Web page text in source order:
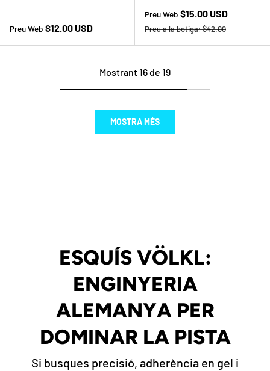
Preu a la botiga
Preu Web $12.00 USD
Preu web
Preu Web $15.00 USD
Preu a la botiga
Preu a la botiga:$42.00
Mostrant 16 de 19
MOSTRA MÉS
ESQUÍS VÖLKL:
ENGINYERIA
ALEMANYA PER
DOMINAR LA PISTA
Si busques precisió, adherència en gel i